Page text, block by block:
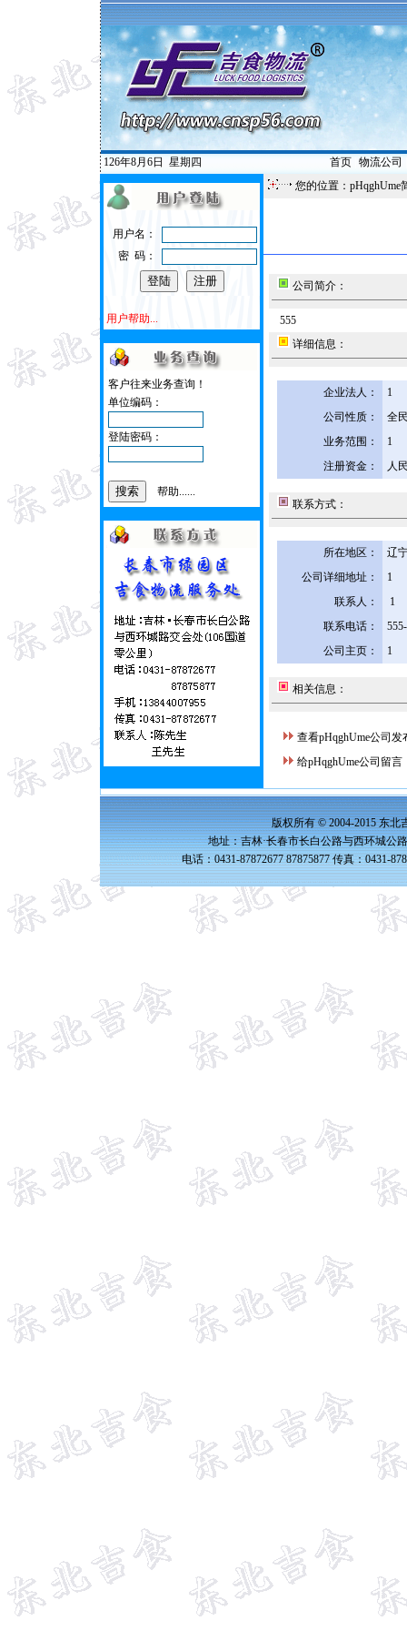
126年8月6日 星期四 首页| 物流公司
用户名：
密 码：
用户帮助...
客户往来业务查询！
单位编码：
登陆密码：
帮助......
您的位置：pHqghUme
公司简介：
555
详细信息：
企业法人：
1
公司性质：
全
业务范围：
1
注册资金：
人
联系方式：
所在地区：
辽
公司详细地址：
1
联系人：
1
联系电话：
公司主页：
1
相关信息：
查看pHqghUme公司发
给pHqghUme公司留言
版权所有 © 2004-2015 东北
地址：吉林·长春市长白公路与西环城公
电话：0431-87872677 87875877 传真：0431-